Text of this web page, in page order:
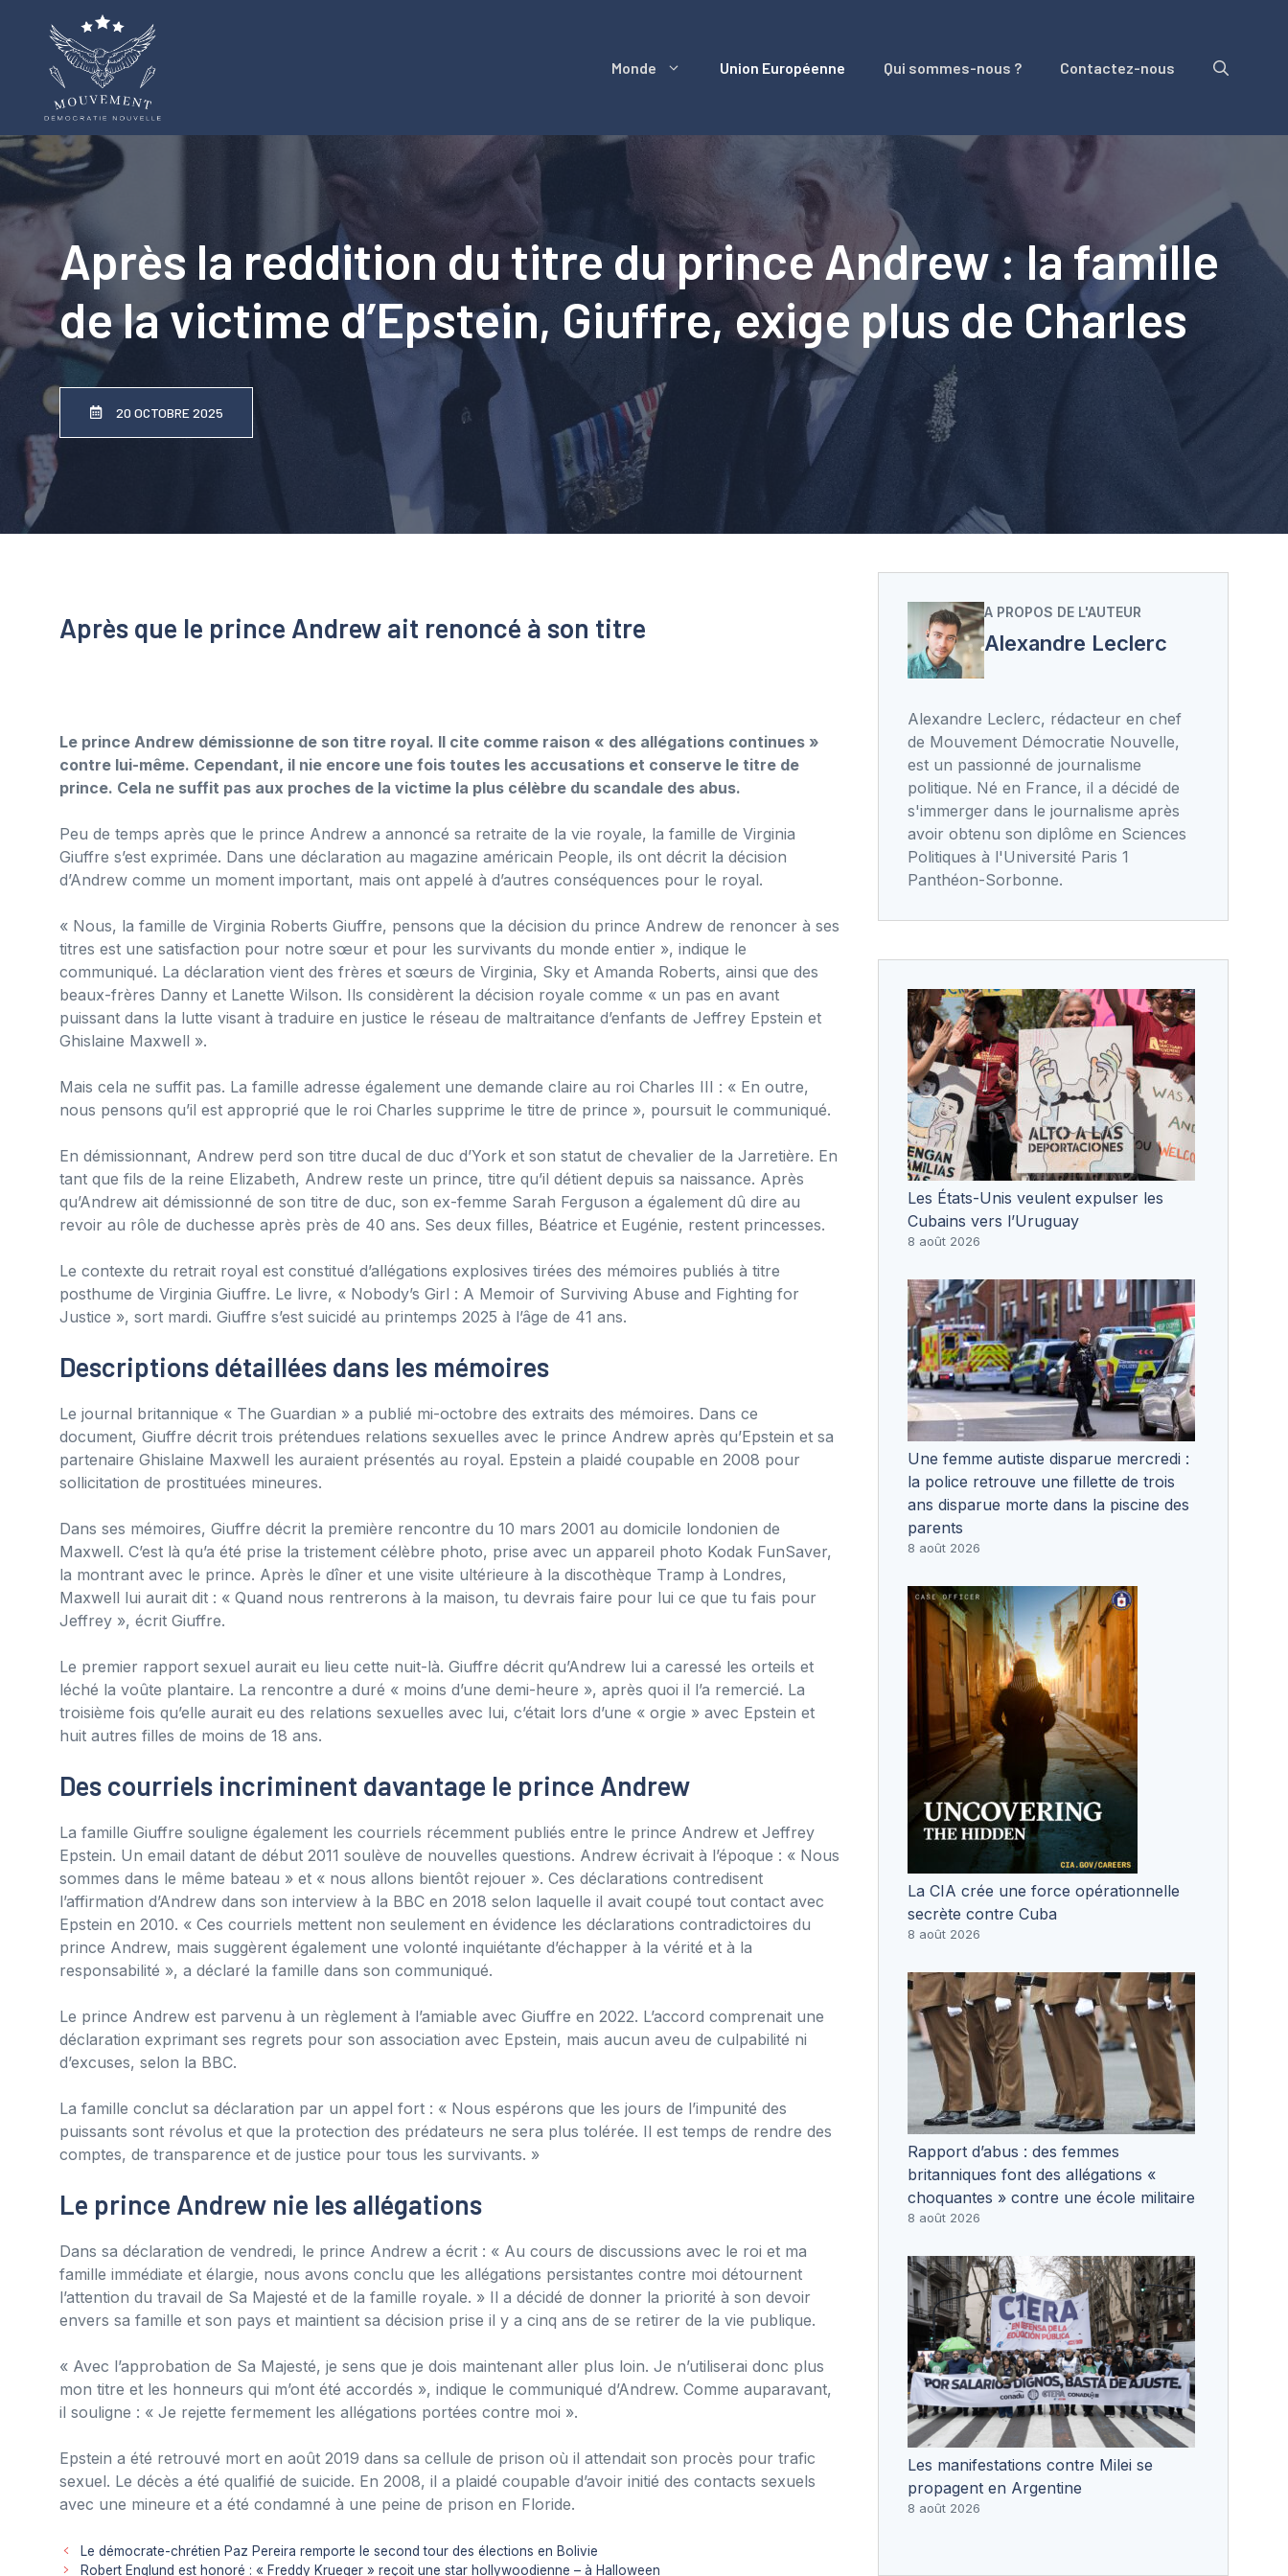
Monde Union Européenne Qui sommes-nous ? Contactez-nous
Après la reddition du titre du prince Andrew : la famille
de la victime d’Epstein, Giuffre, exige plus de Charles
20 OCTOBRE 2025
Après que le prince Andrew ait renoncé à son titre
Le prince Andrew démissionne de son titre royal. Il cite comme raison « des allégations continues »
contre lui-même. Cependant, il nie encore une fois toutes les accusations et conserve le titre de
prince. Cela ne suffit pas aux proches de la victime la plus célèbre du scandale des abus.
Peu de temps après que le prince Andrew a annoncé sa retraite de la vie royale, la famille de Virginia
Giuffre s’est exprimée. Dans une déclaration au magazine américain People, ils ont décrit la décision
d’Andrew comme un moment important, mais ont appelé à d’autres conséquences pour le royal.
« Nous, la famille de Virginia Roberts Giuffre, pensons que la décision du prince Andrew de renoncer à ses
titres est une satisfaction pour notre sœur et pour les survivants du monde entier », indique le
communiqué. La déclaration vient des frères et sœurs de Virginia, Sky et Amanda Roberts, ainsi que des
beaux-frères Danny et Lanette Wilson. Ils considèrent la décision royale comme « un pas en avant
puissant dans la lutte visant à traduire en justice le réseau de maltraitance d’enfants de Jeffrey Epstein et
Ghislaine Maxwell ».
Mais cela ne suffit pas. La famille adresse également une demande claire au roi Charles III : « En outre,
nous pensons qu’il est approprié que le roi Charles supprime le titre de prince », poursuit le communiqué.
En démissionnant, Andrew perd son titre ducal de duc d’York et son statut de chevalier de la Jarretière. En
tant que fils de la reine Elizabeth, Andrew reste un prince, titre qu’il détient depuis sa naissance. Après
qu’Andrew ait démissionné de son titre de duc, son ex-femme Sarah Ferguson a également dû dire au
revoir au rôle de duchesse après près de 40 ans. Ses deux filles, Béatrice et Eugénie, restent princesses.
Le contexte du retrait royal est constitué d’allégations explosives tirées des mémoires publiés à titre
posthume de Virginia Giuffre. Le livre, « Nobody’s Girl : A Memoir of Surviving Abuse and Fighting for
Justice », sort mardi. Giuffre s’est suicidé au printemps 2025 à l’âge de 41 ans.
Descriptions détaillées dans les mémoires
Le journal britannique « The Guardian » a publié mi-octobre des extraits des mémoires. Dans ce
document, Giuffre décrit trois prétendues relations sexuelles avec le prince Andrew après qu’Epstein et sa
partenaire Ghislaine Maxwell les auraient présentés au royal. Epstein a plaidé coupable en 2008 pour
sollicitation de prostituées mineures.
Dans ses mémoires, Giuffre décrit la première rencontre du 10 mars 2001 au domicile londonien de
Maxwell. C’est là qu’a été prise la tristement célèbre photo, prise avec un appareil photo Kodak FunSaver,
la montrant avec le prince. Après le dîner et une visite ultérieure à la discothèque Tramp à Londres,
Maxwell lui aurait dit : « Quand nous rentrerons à la maison, tu devrais faire pour lui ce que tu fais pour
Jeffrey », écrit Giuffre.
Le premier rapport sexuel aurait eu lieu cette nuit-là. Giuffre décrit qu’Andrew lui a caressé les orteils et
léché la voûte plantaire. La rencontre a duré « moins d’une demi-heure », après quoi il l’a remercié. La
troisième fois qu’elle aurait eu des relations sexuelles avec lui, c’était lors d’une « orgie » avec Epstein et
huit autres filles de moins de 18 ans.
Des courriels incriminent davantage le prince Andrew
La famille Giuffre souligne également les courriels récemment publiés entre le prince Andrew et Jeffrey
Epstein. Un email datant de début 2011 soulève de nouvelles questions. Andrew écrivait à l’époque : « Nous
sommes dans le même bateau » et « nous allons bientôt rejouer ». Ces déclarations contredisent
l’affirmation d’Andrew dans son interview à la BBC en 2018 selon laquelle il avait coupé tout contact avec
Epstein en 2010. « Ces courriels mettent non seulement en évidence les déclarations contradictoires du
prince Andrew, mais suggèrent également une volonté inquiétante d’échapper à la vérité et à la
responsabilité », a déclaré la famille dans son communiqué.
Le prince Andrew est parvenu à un règlement à l’amiable avec Giuffre en 2022. L’accord comprenait une
déclaration exprimant ses regrets pour son association avec Epstein, mais aucun aveu de culpabilité ni
d’excuses, selon la BBC.
La famille conclut sa déclaration par un appel fort : « Nous espérons que les jours de l’impunité des
puissants sont révolus et que la protection des prédateurs ne sera plus tolérée. Il est temps de rendre des
comptes, de transparence et de justice pour tous les survivants. »
Le prince Andrew nie les allégations
Dans sa déclaration de vendredi, le prince Andrew a écrit : « Au cours de discussions avec le roi et ma
famille immédiate et élargie, nous avons conclu que les allégations persistantes contre moi détournent
l’attention du travail de Sa Majesté et de la famille royale. » Il a décidé de donner la priorité à son devoir
envers sa famille et son pays et maintient sa décision prise il y a cinq ans de se retirer de la vie publique.
« Avec l’approbation de Sa Majesté, je sens que je dois maintenant aller plus loin. Je n’utiliserai donc plus
mon titre et les honneurs qui m’ont été accordés », indique le communiqué d’Andrew. Comme auparavant,
il souligne : « Je rejette fermement les allégations portées contre moi ».
Epstein a été retrouvé mort en août 2019 dans sa cellule de prison où il attendait son procès pour trafic
sexuel. Le décès a été qualifié de suicide. En 2008, il a plaidé coupable d’avoir initié des contacts sexuels
avec une mineure et a été condamné à une peine de prison en Floride.
Le démocrate-chrétien Paz Pereira remporte le second tour des élections en Bolivie
Robert Englund est honoré : « Freddy Krueger » reçoit une star hollywoodienne – à Halloween
A PROPOS DE L'AUTEUR
Alexandre Leclerc
Alexandre Leclerc, rédacteur en chef
de Mouvement Démocratie Nouvelle,
est un passionné de journalisme
politique. Né en France, il a décidé de
s'immerger dans le journalisme après
avoir obtenu son diplôme en Sciences
Politiques à l'Université Paris 1
Panthéon-Sorbonne.
Les États-Unis veulent expulser les
Cubains vers l’Uruguay
8 août 2026
Une femme autiste disparue mercredi :
la police retrouve une fillette de trois
ans disparue morte dans la piscine des
parents
8 août 2026
La CIA crée une force opérationnelle
secrète contre Cuba
8 août 2026
Rapport d’abus : des femmes
britanniques font des allégations «
choquantes » contre une école militaire
8 août 2026
Les manifestations contre Milei se
propagent en Argentine
8 août 2026